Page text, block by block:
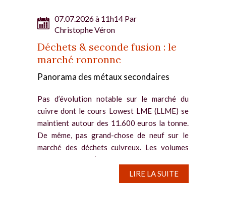
07.07.2026 à 11h14 Par
Christophe Véron
Déchets & seconde fusion : le
marché ronronne
Panorama des métaux secondaires
Pas d’évolution notable sur le marché du
cuivre dont le cours Lowest LME (LLME) se
maintient autour des 11.600 euros la tonne.
De même, pas grand-chose de neuf sur le
marché des déchets cuivreux. Les volumes
échangés sont à l’image...
LIRE LA SUITE